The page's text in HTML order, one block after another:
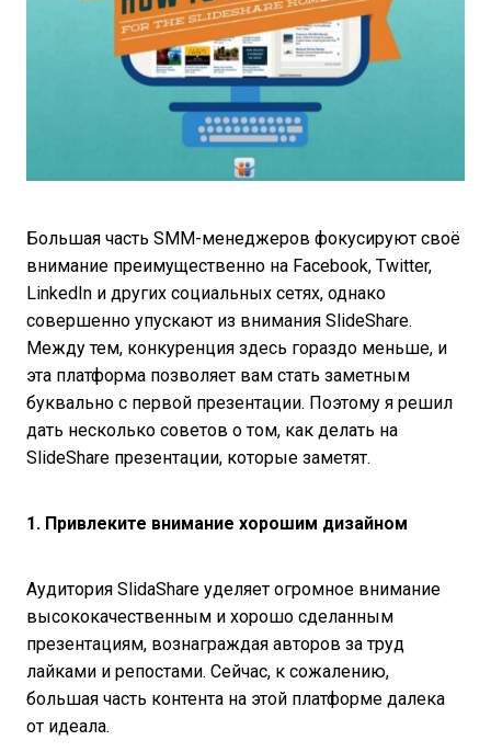
Большая часть SMM-менеджеров фокусируют своё
внимание преимущественно на Facebook, Twitter,
LinkedIn и других социальных сетях, однако
совершенно упускают из внимания SlideShare.
Между тем, конкуренция здесь гораздо меньше, и
эта платформа позволяет вам стать заметным
буквально с первой презентации. Поэтому я решил
дать несколько советов о том, как делать на
SlideShare презентации, которые заметят.
1. Привлеките внимание хорошим дизайном
Аудитория SlidaShare уделяет огромное внимание
высококачественным и хорошо сделанным
презентациям, вознаграждая авторов за труд
лайками и репостами. Сейчас, к сожалению,
большая часть контента на этой платформе далека
от идеала.